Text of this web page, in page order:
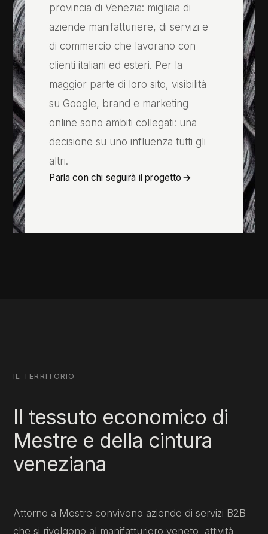
provincia di Venezia: migliaia di
aziende manifatturiere, di servizi e
di commercio che lavorano con
clienti italiani ed esteri. Per la
maggior parte di loro sito, visibilità
su Google, brand e marketing
online sono ambiti collegati: una
decisione su uno influenza tutti gli
altri.
Parla con chi seguirà il progetto
IL TERRITORIO
Il tessuto economico di
Mestre e della cintura
veneziana
Attorno a Mestre convivono aziende di servizi B2B
che si rivolgono al manifatturiero veneto, attività